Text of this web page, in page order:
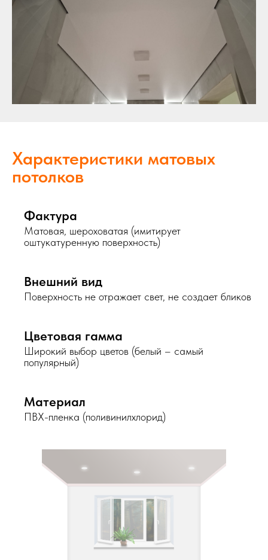
Характеристики матовых
потолков
Фактура
Матовая, шероховатая (имитирует
оштукатуренную поверхность)
Внешний вид
Поверхность не отражает свет, не создает бликов
Цветовая гамма
Широкий выбор цветов (белый – самый
популярный)
Материал
ПВХ-пленка (поливинилхлорид)